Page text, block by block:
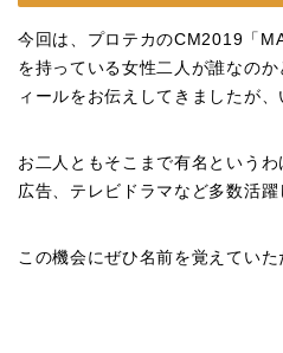
今回は、プロテカのCM2019「
を持っている女性二人が誰なの
ィールをお伝えしてきましたが、
お二人ともそこまで有名という
広告、テレビドラマなど多数活躍
この機会にぜひ名前を覚えていた